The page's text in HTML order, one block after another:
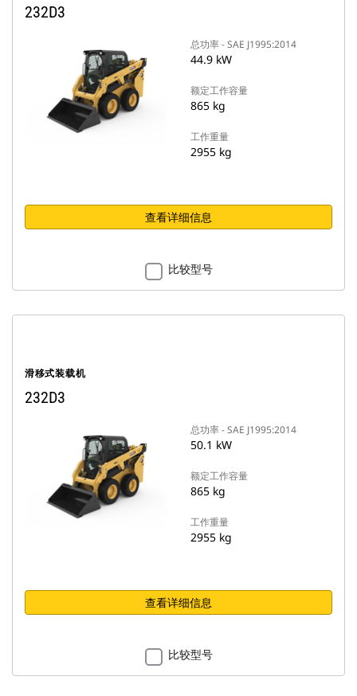
232D3
总功率 - SAE J1995:2014
44.9 kW
额定工作容量
865 kg
工作重量
2955 kg
查看详细信息
比较型号
滑移式装载机
232D3
总功率 - SAE J1995:2014
50.1 kW
额定工作容量
865 kg
工作重量
2955 kg
查看详细信息
比较型号